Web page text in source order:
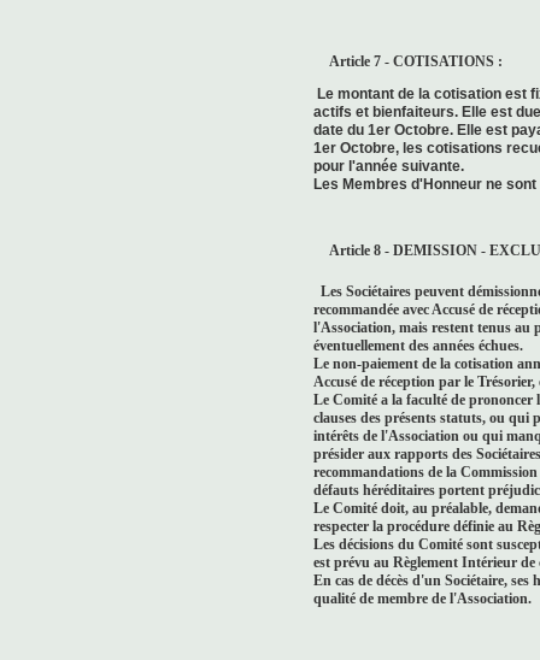
Article 7 - COTISATIONS :
Le montant de la cotisation est
actifs et bienfaiteurs. Elle est
date du 1er Octobre. Elle est
1er Octobre, les cotisations
pour l'année suivante.
Les Membres d'Honneur ne
Article 8 - DEMISSION -
Les Sociétaires peuvent
recommandée avec Accusé de
l'Association, mais restent tenus au
éventuellement des années échues.
Le non-paiement de la cotisation
Accusé de réception par le
Le Comité a la faculté de
clauses des présents statuts, ou qui
intérêts de l'Association ou qui
présider aux rapports des
recommandations de la
défauts héréditaires portent
Le Comité doit, au préalable,
respecter la procédure définie au
Les décisions du Comité sont
est prévu au Règlement Intérieur de
En cas de décès d'un Sociétaire,
qualité de membre de l'Association.